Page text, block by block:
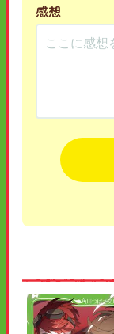
感想